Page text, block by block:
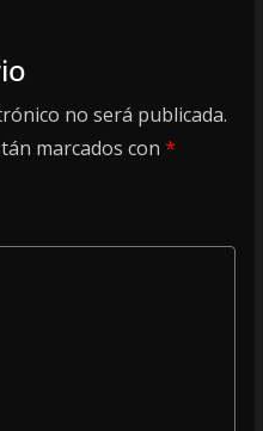
no será publicada.
marcados con *